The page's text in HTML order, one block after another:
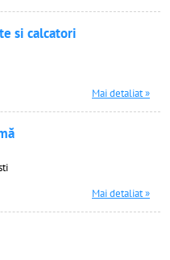
si calcatori
Mai detaliat »
Mai detaliat »